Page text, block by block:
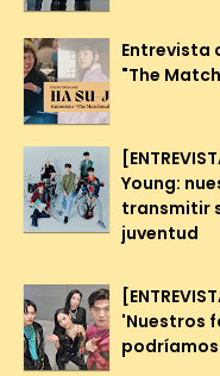
Entrevista
"The
Young:
transmitir
juventud
'Nuestros